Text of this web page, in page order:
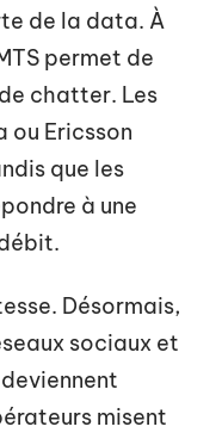
de la data. À
permet de
chatter. Les
ou Ericsson
que les
à une
Désormais,
sociaux et
misent